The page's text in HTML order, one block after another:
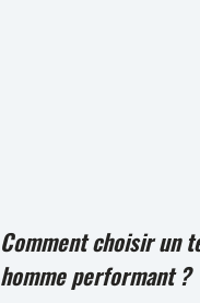
Comment choisir un
homme performant ?